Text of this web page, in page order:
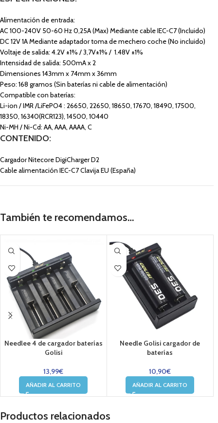
Alimentación de entrada:
AC 100-240V 50-60 Hz 0,25A (Max) Mediante cable IEC-C7 (Incluido)
DC 12V 1A Mediante adaptador toma de mechero coche (No incluido)
Voltaje de salida: 4.2V ±1% / 3,7V±1% / 1.48V ±1%
Intensidad de salida: 500mA x 2
Dimensiones 143mm x 74mm x 36mm
Peso: 168 gramos (Sin baterías ni cable de alimentación)
Compatible con baterías:
Li-ion / IMR /LiFePO4 : 26650, 22650, 18650, 17670, 18490, 17500,
18350, 16340(RCR123), 14500, 10440
Ni-MH / Ni-Cd: AA, AAA, AAAA, C
CONTENIDO:
Cargador Nitecore DigiCharger D2
Cable alimentación IEC-C7 Clavija EU (España)
También te recomendamos…
Needlee 4 de cargador baterías
Golisi
13,99€
AÑADIR AL CARRITO
Needle Golisi cargador de
baterías
10,90€
AÑADIR AL CARRITO
Productos relacionados